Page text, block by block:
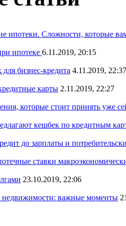
ипотеки. Сложности, которые
ипотеке 6.11.2019, 20:15
бизнес-кредита 4.11.2019, 22:37
карты 2.11.2019, 22:27
которые стоит принять уже
кешбек по кредитным
до зарплаты и
ставки
23.10.2019, 22:06
недвижимости: важные моменты